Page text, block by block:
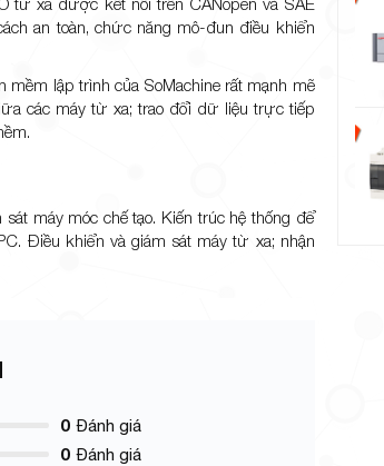
an toàn, chức năng mô-đun điều khiển
lập trình của SoMachine rất mạnh mẽ
các máy từ xa; trao đổi dữ liệu trực tiếp
máy móc chế tạo. Kiến trúc hệ thống để
Điều khiển và giám sát máy từ xa; nhận
0 Đánh giá
0 Đánh giá